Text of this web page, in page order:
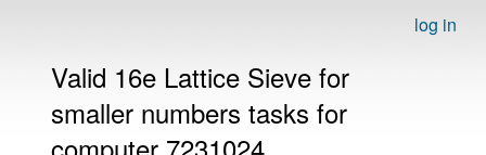
log in
Valid 16e Lattice Sieve for
smaller numbers tasks for